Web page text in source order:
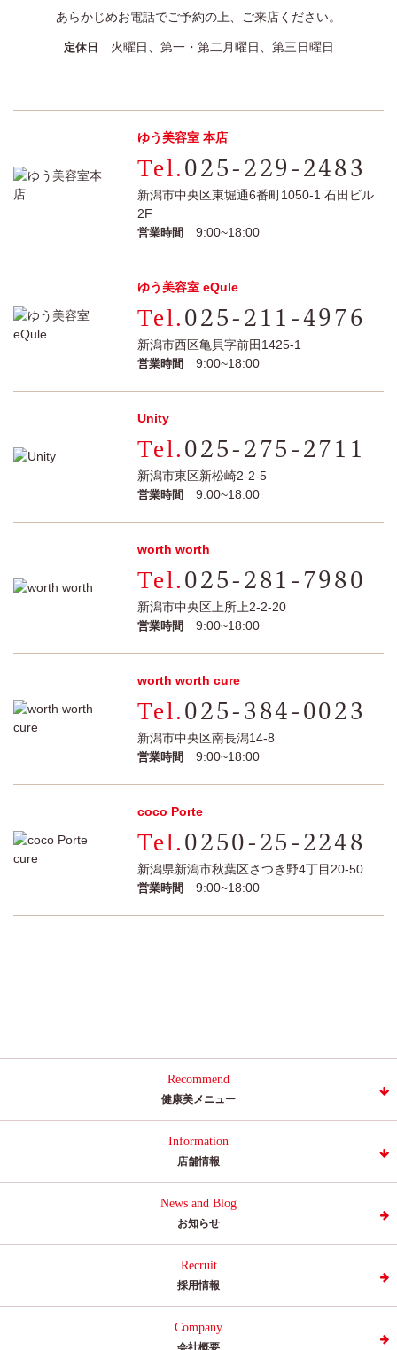
あらかじめお電話でご予約の上、ご来店ください。
定休日 火曜日、第一・第二月曜日、第三日曜日
ゆう美容室 本店
025-229-2483
新潟市中央区東堀通6番町1050-1 石田ビル
2F
営業時間 9:00~18:00
ゆう美容室 eQule
025-211-4976
新潟市西区亀貝字前田1425-1
営業時間 9:00~18:00
Unity
025-275-2711
新潟市東区新松崎2-2-5
営業時間 9:00~18:00
worth worth
025-281-7980
新潟市中央区上所上2-2-20
営業時間 9:00~18:00
worth worth cure
025-384-0023
新潟市中央区南長潟14-8
営業時間 9:00~18:00
coco Porte
0250-25-2248
新潟県新潟市秋葉区さつき野4丁目20-50
営業時間 9:00~18:00
Recommend
健康美メニュー
Information
店舗情報
News and Blog
お知らせ
Recruit
採用情報
Company
会社概要